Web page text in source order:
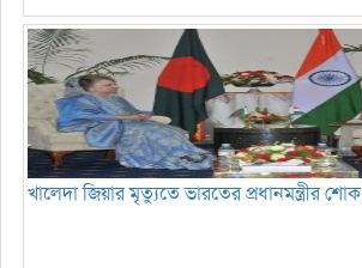
খালেদা জিয়ার মৃত্যুতে ভারতের প্রধানমন্ত্রীর শোক